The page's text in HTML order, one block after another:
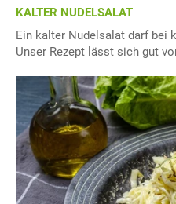
KALTER NUDELSALAT
Ein kalter Nudelsalat darf bei
Unser Rezept lässt sich gut